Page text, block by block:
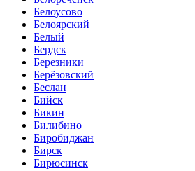
Белоусово
Белоярский
Белый
Бердск
Березники
Берёзовский
Беслан
Бийск
Бикин
Билибино
Биробиджан
Бирск
Бирюсинск